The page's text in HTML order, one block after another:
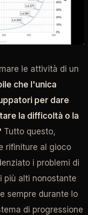
le attività di un
che l'unica
per dare
la difficoltà o la
Tutto questo,
rifiniture al gioco
i problemi di
più alti nonostante
sempre durante lo
di progressione